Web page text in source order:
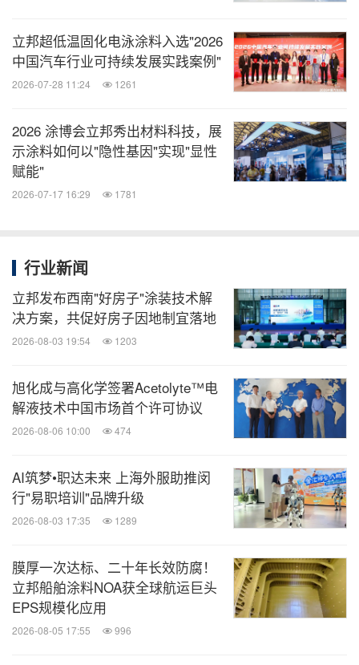
立邦超低温固化电泳涂料入选"2026
中国汽车行业可持续发展实践案例"
2026-07-28 11:24 1261
2026 涂博会立邦秀出材料科技，展
示涂料如何以"隐性基因"实现"显性
赋能"
2026-07-17 16:29 1781
行业新闻
立邦发布西南"好房子"涂装技术解
决方案，共促好房子因地制宜落地
2026-08-03 19:54 1203
旭化成与高化学签署Acetolyte™电
解液技术中国市场首个许可协议
2026-08-06 10:00 474
AI筑梦•职达未来 上海外服助推闵
行"易职培训"品牌升级
2026-08-03 17:35 1289
膜厚一次达标、二十年长效防腐！
立邦船舶涂料NOA获全球航运巨头
EPS规模化应用
2026-08-05 17:55 996